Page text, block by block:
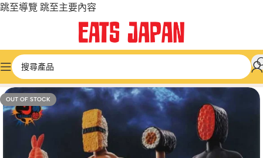
跳至導覽 跳至主要內容
首頁 微型和膠囊玩具
OUT OF STOCK